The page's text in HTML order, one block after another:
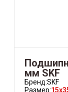
мм SKF
Бренд:SKF
Размер: